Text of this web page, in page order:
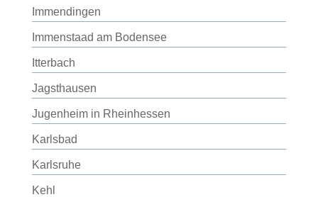
Immendingen
Immenstaad am Bodensee
Itterbach
Jagsthausen
Jugenheim in Rheinhessen
Karlsbad
Karlsruhe
Kehl